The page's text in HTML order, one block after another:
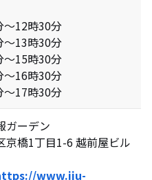
～12時30分
～13時30分
～15時30分
～16時30分
～17時30分
ガーデン
京橋1丁目1-6 越前屋ビル
www.iju-